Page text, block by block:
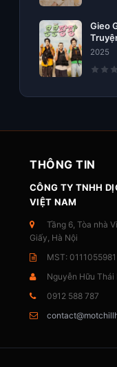
Gieo
2025
THÔNG TIN
CÔNG TY TNHH
VIỆT NAM
Tầng 6, Tòa nhà
Giấy, Hà Nội
MST: 0111055981
Nguyễn Hữu Thái
0912 588 787